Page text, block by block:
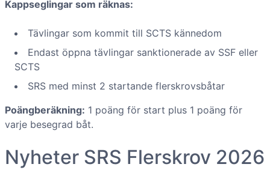
Kappseglingar som räknas:
Tävlingar som kommit till SCTS kännedom
Endast öppna tävlingar sanktionerade av SSF eller
SCTS
SRS med minst 2 startande flerskrovsbåtar
Poängberäkning: 1 poäng för start plus 1 poäng för
varje besegrad båt.
Nyheter SRS Flerskrov 2026